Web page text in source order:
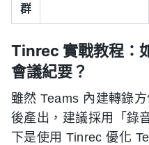
群
Tinrec 實戰教程：
會議紀要？
雖然 Teams 內建轉錄
後產出，建議採用「錄
下是使用 Tinrec 優化